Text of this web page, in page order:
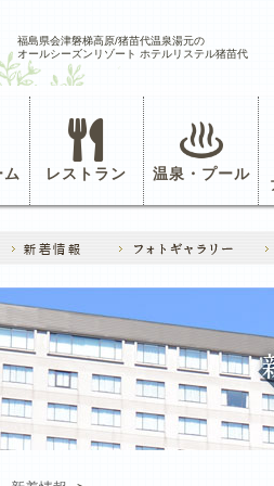
福島県会津磐梯高原/猪苗代温泉湯元の
オールシーズンリゾート ホテルリステル猪苗代
レストラン 温泉・プール